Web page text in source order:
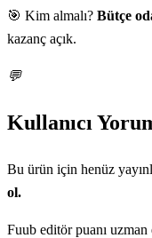
🎯 Kim almalı? Bütçe
kazanç açık.
💬
Kullanıcı
Bu ürün için henüz
ol.
Fuub editör puanı